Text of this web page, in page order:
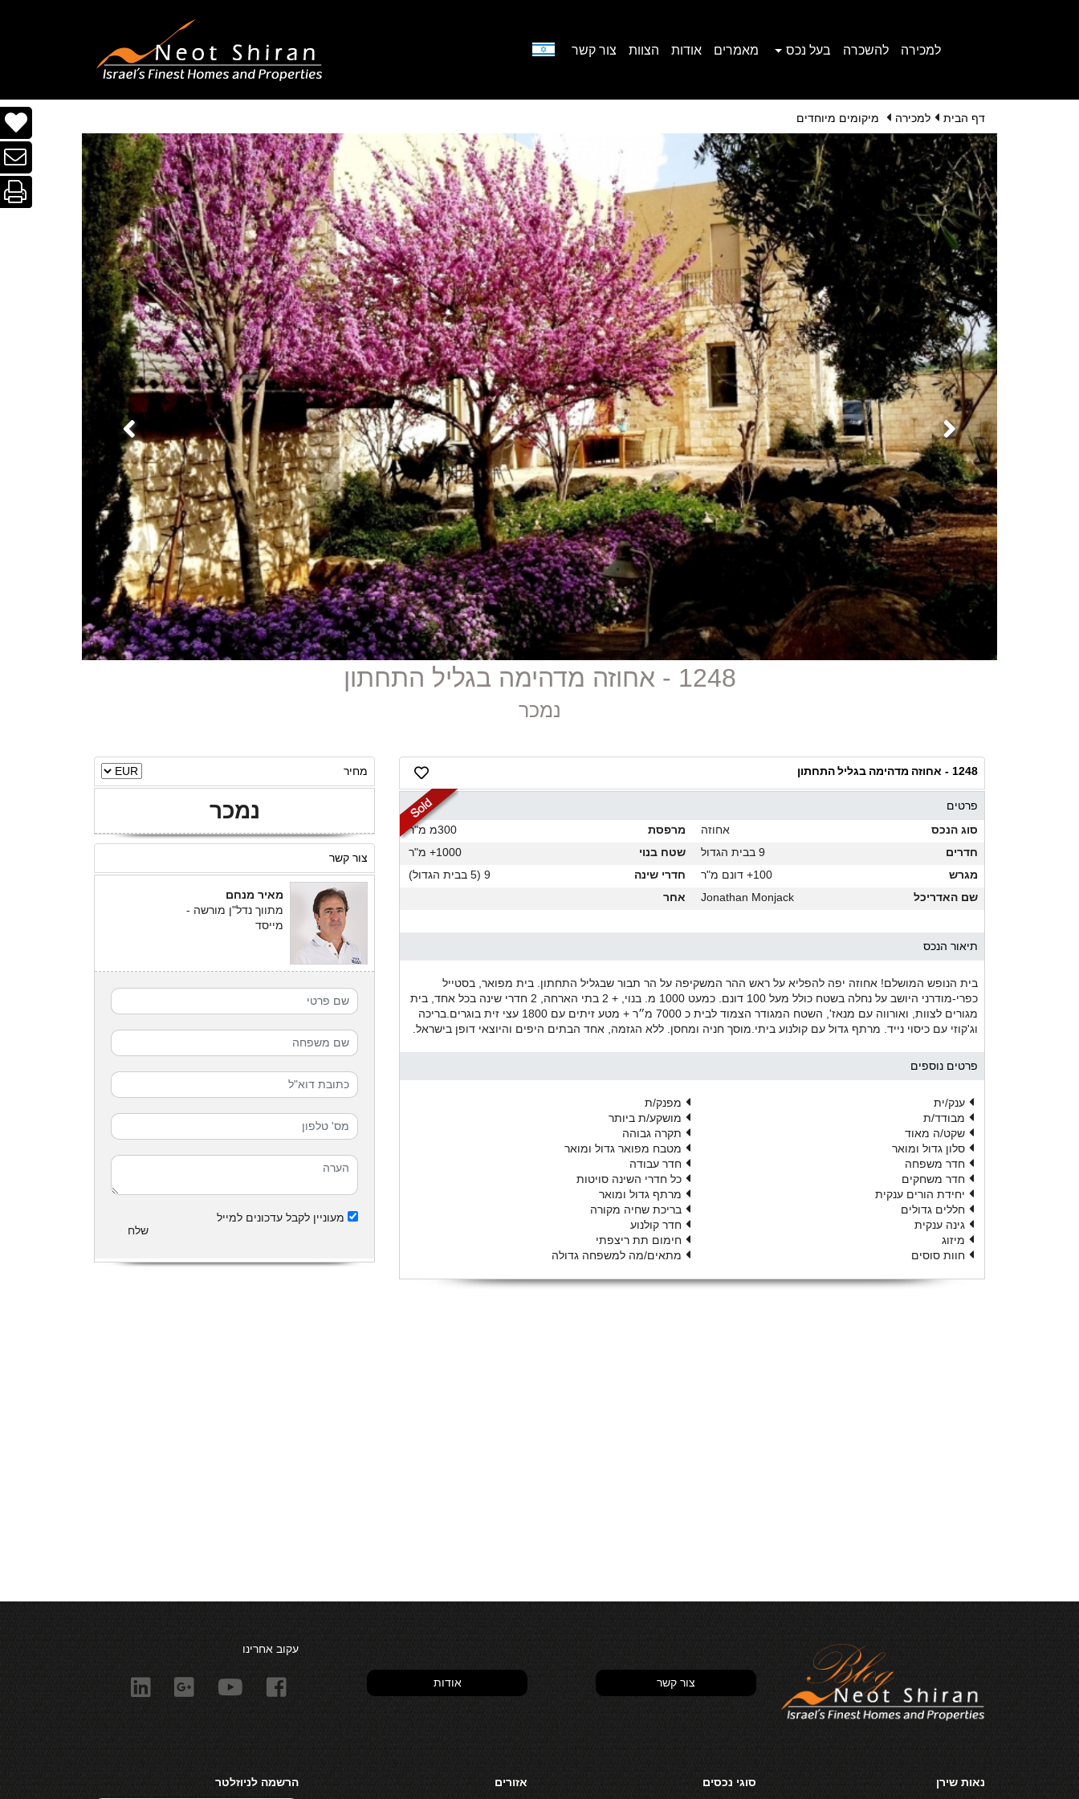
למכירה להשכרה בעל נכס מאמרים אודות הצוות צור קשר
דף הבית למכירה מיקומים מיוחדים
1248 - אחוזה מדהימה בגליל התחתון
נמכר
1248 - אחוזה מדהימה בגליל התחתון
פרטים
סוג הנכס
אחוזה מרפסת
300מ מ"ר
חדרים
9 בבית הגדול שטח בנוי
1000+ מ"ר
מגרש
100+ דונם מ"ר חדרי שינה
9 (5 בבית הגדול)
שם האדריכל
Jonathan Monjack אחר
תיאור הנכס
בית הנופש המושלם! אחוזה יפה להפליא על ראש ההר המשקיפה על הר תבור שבגליל התחתון. בית מפואר, בסטייל
כפרי-מודרני היושב על נחלה בשטח כולל מעל 100 דונם. כמעט 1000 מ. בנוי, + 2 בתי הארחה, 2 חדרי שינה בכל אחד, בית
מגורים לצוות, ואורווה עם מנאז', השטח המגודר הצמוד לבית כ 7000 מ״ר + מטע זיתים עם 1800 עצי זית בוגרים.בריכה
וג'קוזי עם כיסוי נייד. מרתף גדול עם קולנוע ביתי.מוסך חניה ומחסן. ללא הגזמה, אחד הבתים היפים והיוצאי דופן בישראל.
פרטים נוספים
ענק/ית
מפנק/ת
מבודד/ת
מושקע/ת ביותר
שקט/ה מאוד
תקרה גבוהה
סלון גדול ומואר
מטבח מפואר גדול ומואר
חדר משפחה
חדר עבודה
חדר משחקים
כל חדרי השינה סויטות
יחידת הורים ענקית
מרתף גדול ומואר
חללים גדולים
בריכת שחיה מקורה
גינה ענקית
חדר קולנוע
מיזוג
חימום תת ריצפתי
חוות סוסים
מתאים/מה למשפחה גדולה
מחיר
נמכר
צור קשר
מאיר מנחם
מתווך נדל"ן מורשה -
מייסד
מעוניין לקבל עדכונים למייל
שלח
צור קשר אודות
עקוב אחרינו
נאות שירן סוגי נכסים אזורים הרשמה לניוזלטר